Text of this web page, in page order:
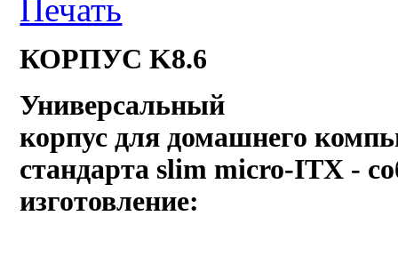
КОРПУС K8.6
Универсальный
корпус для домашнего
стандарта slim micro-ITX -
изготовление: